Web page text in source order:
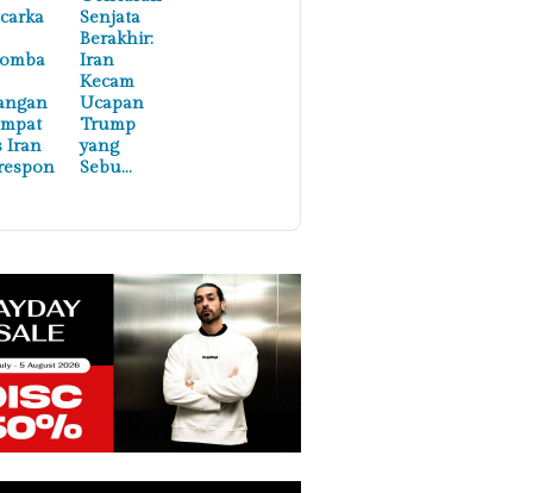
Iran
Senjata
Berakhir:
Iran
Kecam
Ucapan
Trump
yang
Sebu…